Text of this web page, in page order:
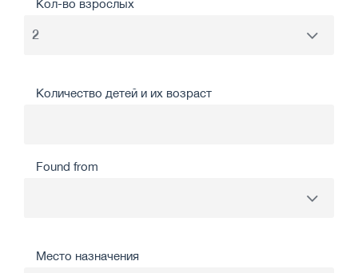
Кол-во взрослых
Количество детей и их возраст
Found from
Место назначения